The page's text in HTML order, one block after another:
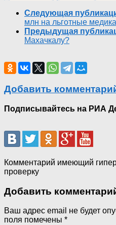
Следующая
млн на льготные
Предыдущая
Махачкалу?
Добавить
Подписывайтесь на РИА
Комментарий имеющий
проверку
Добавить
Ваш адрес email не будет
поля помечены *